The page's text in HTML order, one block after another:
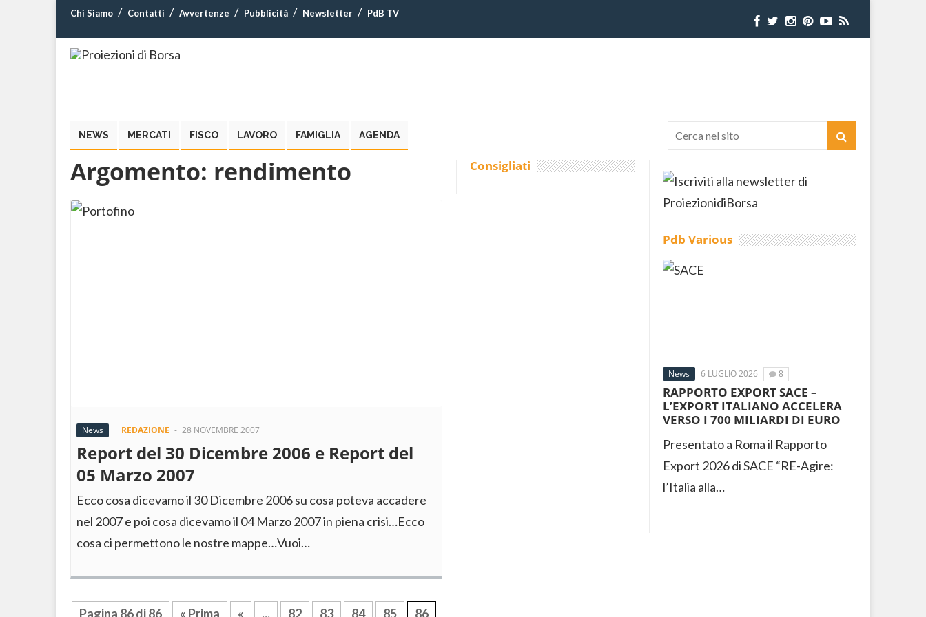
Chi Siamo Contatti Avvertenze Pubblicità Newsletter PdB TV
NEWS MERCATI FISCO LAVORO FAMIGLIA AGENDA
Argomento: rendimento
News REDAZIONE - 28 NOVEMBRE 2007
Report del 30 Dicembre 2006 e Report del
05 Marzo 2007
Ecco cosa dicevamo il 30 Dicembre 2006 su cosa poteva accadere
nel 2007 e poi cosa dicevamo il 04 Marzo 2007 in piena crisi…Ecco
cosa ci permettono le nostre mappe…Vuoi…
Pagina 86 di 86 « Prima « ... 82 83 84 85 86
Consigliati
Pdb Various
News 6 LUGLIO 2026 8
RAPPORTO EXPORT SACE –
L’EXPORT ITALIANO ACCELERA
VERSO I 700 MILIARDI DI EURO
Presentato a Roma il Rapporto
Export 2026 di SACE “RE-Agire:
l’Italia alla…